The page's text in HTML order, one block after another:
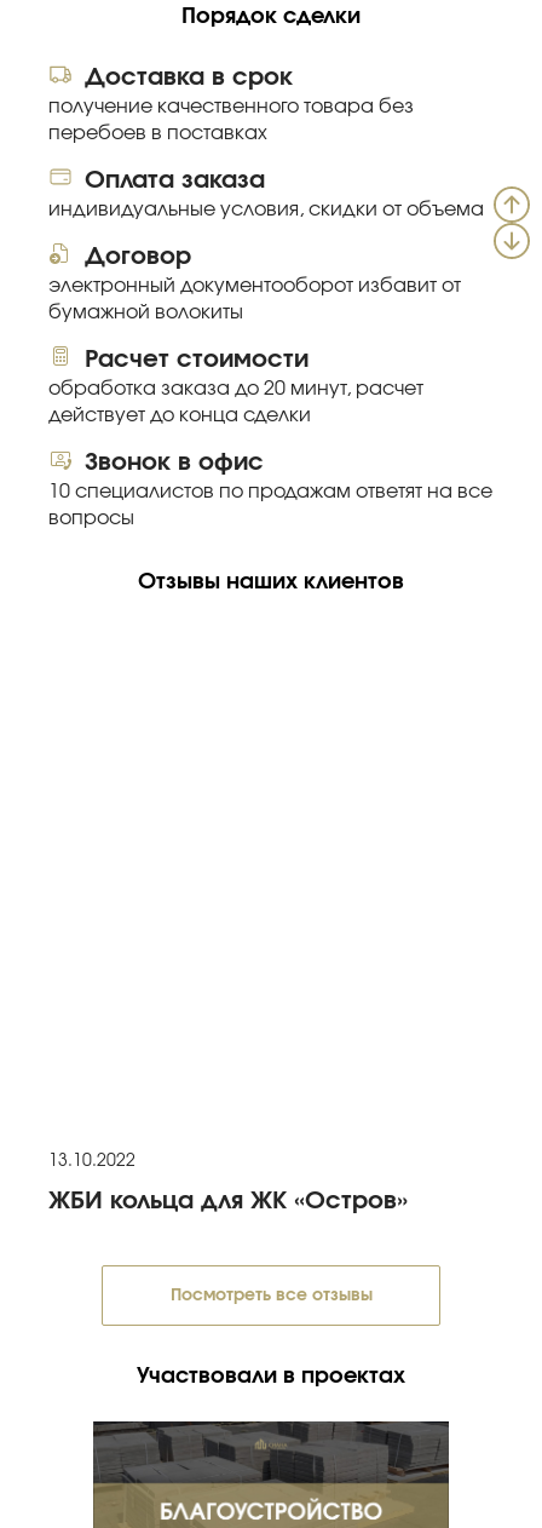
Порядок сделки
Доставка в срок
получение качественного товара без
перебоев в поставках
Оплата заказа
индивидуальные условия, скидки от объема
Договор
электронный документооборот избавит от
бумажной волокиты
Расчет стоимости
обработка заказа до 20 минут, расчет
действует до конца сделки
Звонок в офис
10 специалистов по продажам ответят на все
вопросы
Отзывы наших клиентов
13.10.2022
ЖБИ кольца для ЖК «Остров»
Посмотреть все отзывы
Участвовали в проектах